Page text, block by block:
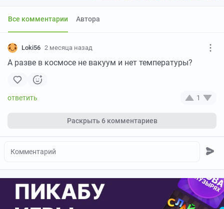
Все комментарии Автора
Loki56 2 месяца назад
А разве в космосе не вакуум и нет температуры?
1
Раскрыть6 комментариев